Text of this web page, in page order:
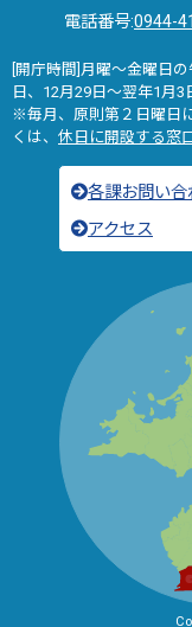
電話番号:0944-
[開庁時間]月曜～金曜日
日、12月29日～翌年1月3
※毎月、原則第２日曜日
くは、 休日に開設する窓
各課お問い合
アクセス